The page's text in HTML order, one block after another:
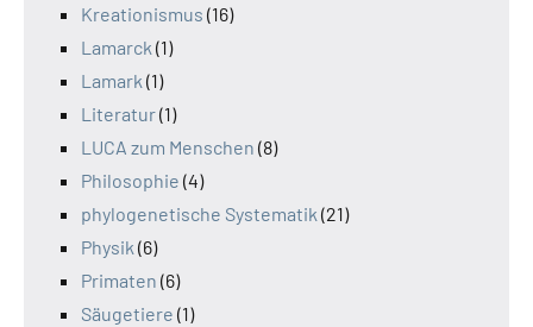
Kreationismus (16)
Lamarck (1)
Lamark (1)
Literatur(1)
LUCA zum Menschen (8)
Philosophie (4)
phylogenetische Systematik (21)
Physik (6)
Primaten (6)
Säugetiere (1)